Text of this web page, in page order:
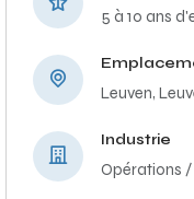
5 à 10 ans
Leuven,
Industrie
Opérations